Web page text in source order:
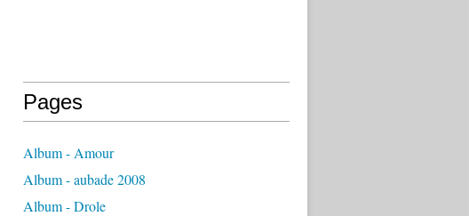
Pages
Album - Amour
Album - aubade 2008
Album - Drole